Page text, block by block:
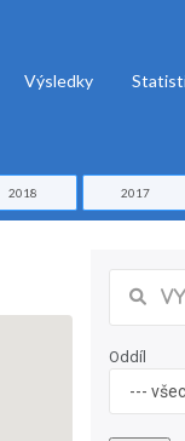
Výsledky
2018 2017
Oddíl